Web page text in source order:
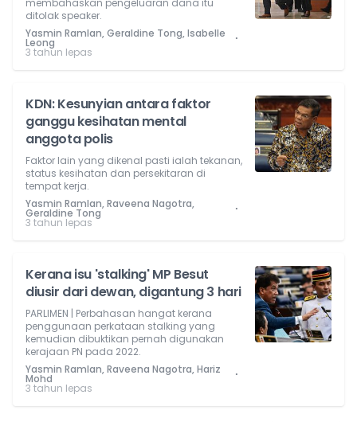
membahaskan pengeluaran dana itu
ditolak speaker.
Yasmin Ramlan, Geraldine Tong, Isabelle
Leong ⋅
3 tahun lepas
KDN: Kesunyian antara faktor
ganggu kesihatan mental
anggota polis
Faktor lain yang dikenal pasti ialah tekanan,
status kesihatan dan persekitaran di
tempat kerja.
Yasmin Ramlan, Raveena Nagotra,
Geraldine Tong ⋅
3 tahun lepas
Kerana isu 'stalking' MP Besut
diusir dari dewan, digantung 3 hari
PARLIMEN | Perbahasan hangat kerana
penggunaan perkataan stalking yang
kemudian dibuktikan pernah digunakan
kerajaan PN pada 2022.
Yasmin Ramlan, Raveena Nagotra, Hariz
Mohd ⋅
3 tahun lepas